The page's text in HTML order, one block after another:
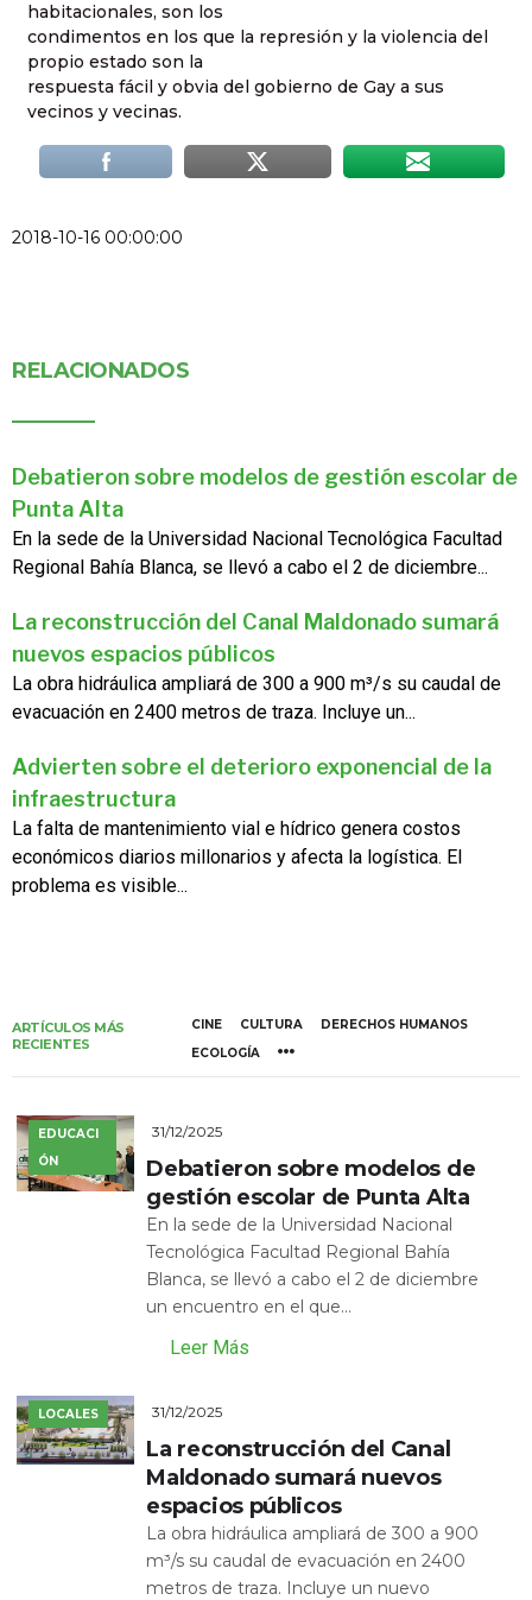
habitacionales, son los
condimentos en los que la represión y la violencia del
propio estado son la
respuesta fácil y obvia del gobierno de Gay a sus
vecinos y vecinas.
2018-10-16 00:00:00
RELACIONADOS
Debatieron sobre modelos de gestión escolar de
Punta Alta
En la sede de la Universidad Nacional Tecnológica Facultad
Regional Bahía Blanca, se llevó a cabo el 2 de diciembre...
La reconstrucción del Canal Maldonado sumará
nuevos espacios públicos
La obra hidráulica ampliará de 300 a 900 m³/s su caudal de
evacuación en 2400 metros de traza. Incluye un...
Advierten sobre el deterioro exponencial de la
infraestructura
La falta de mantenimiento vial e hídrico genera costos
económicos diarios millonarios y afecta la logística. El
problema es visible...
ARTÍCULOS MÁS
RECIENTES
CINE CULTURA
DERECHOS HUMANOS
ECOLOGÍA
EDUCACI
ÓN
31/12/2025
Debatieron sobre modelos de
gestión escolar de Punta Alta
En la sede de la Universidad Nacional
Tecnológica Facultad Regional Bahía
Blanca, se llevó a cabo el 2 de diciembre
un encuentro en el que...
Leer Más
LOCALES 31/12/2025
La reconstrucción del Canal
Maldonado sumará nuevos
espacios públicos
La obra hidráulica ampliará de 300 a 900
m³/s su caudal de evacuación en 2400
metros de traza. Incluye un nuevo